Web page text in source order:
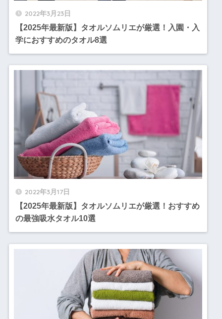
2022年3月23日
【2025年最新版】タオルソムリエが厳選！入園・入
学におすすめのタオル8選
2022年3月17日
【2025年最新版】タオルソムリエが厳選！おすすめ
の最強吸水タオル10選